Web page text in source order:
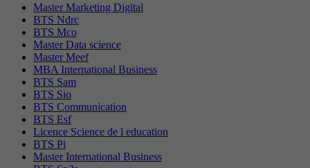
Master Marketing Digital
BTS Ndrc
BTS Mco
Master Data science
Master Meef
MBA International Business
BTS Sam
BTS Sio
BTS Communication
BTS Esf
Licence Science de l education
BTS Pi
Master International Business